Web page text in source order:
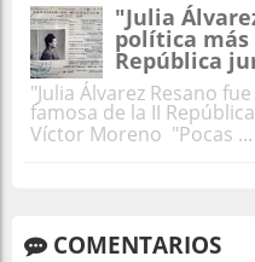
"Julia
política más
República
"Julia Álvarez Resano
famosa de la II
Víctor Moreno "Pocas ...
COMENTARIOS